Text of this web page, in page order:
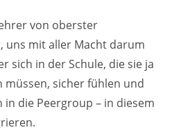
von oberster
uns mit aller Macht darum
sich in der Schule, die sie ja
müssen, sicher fühlen und
in die Peergroup – in diesem